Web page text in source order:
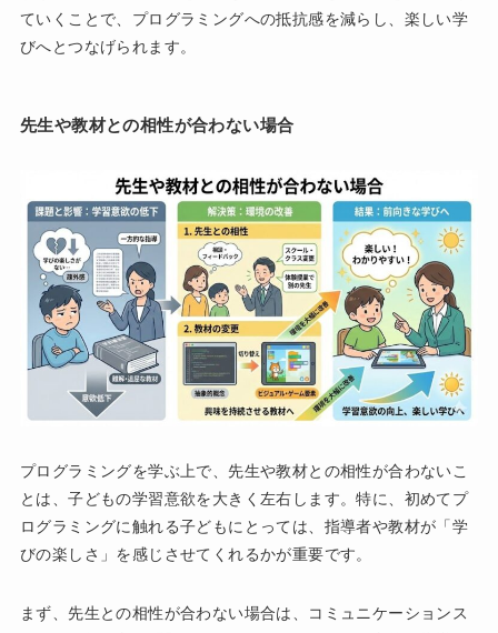
ていくことで、プログラミングへの抵抗感を減らし、楽しい学
びへとつなげられます。
先生や教材との相性が合わない場合
プログラミングを学ぶ上で、先生や教材との相性が合わないこ
とは、子どもの学習意欲を大きく左右します。特に、初めてプ
ログラミングに触れる子どもにとっては、指導者や教材が「学
びの楽しさ」を感じさせてくれるかが重要です。
まず、先生との相性が合わない場合は、コミュニケーションス